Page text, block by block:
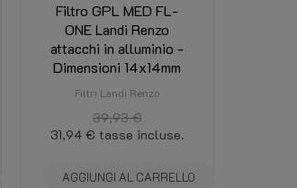
Filtro GPL MED FL-
ONE Landi Renzo
attacchi in alluminio -
Dimensioni 14x14mm
Filtri Landi Renzo
39,93 €
31,94 € tasse incluse.
AGGIUNGI AL CARRELLO